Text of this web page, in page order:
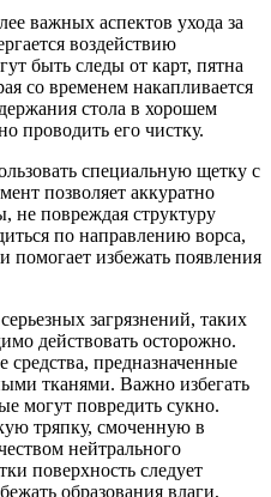
важных аспектов ухода за
воздействию
быть следы от карт, пятна
со временем накапливается
стола в хорошем
проводить его чистку.
специальную щетку с
позволяет аккуратно
не повреждая структуру
по направлению ворса,
помогает избежать появления
загрязнений, таких
действовать осторожно.
средства, предназначенные
тканями. Важно избегать
могут повредить сукно.
тряпку, смоченную в
нейтрального
поверхность следует
образования влаги,